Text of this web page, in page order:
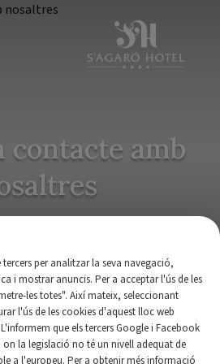
contacte amb
RESERVAR
Contacte
per analitzar la seva navegació,
i mostrar anuncis. Per a acceptar l'ús de les
les totes". Així mateix, seleccionant
l'ús de les cookies d'aquest lloc web
L'informem que els tercers Google i Facebook
on la legislació no té un nivell adequat de
a l'europeu. Per a obtenir més informació